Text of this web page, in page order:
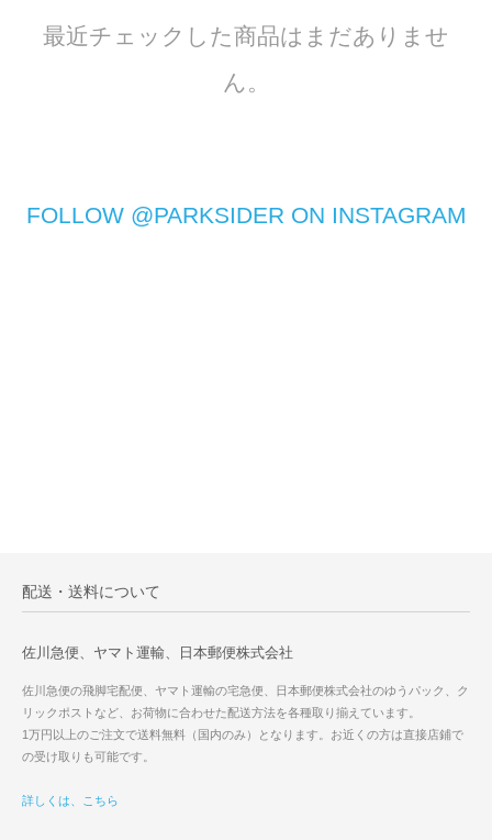
最近チェックした商品はまだありませ
ん。
FOLLOW @PARKSIDER ON INSTAGRAM
配送・送料について
佐川急便、ヤマト運輸、日本郵便株式会社
佐川急便の飛脚宅配便、ヤマト運輸の宅急便、日本郵便株式会社のゆうパック、ク
リックポストなど、お荷物に合わせた配送方法を各種取り揃えています。
1万円以上のご注文で送料無料（国内のみ）となります。お近くの方は直接店鋪で
の受け取りも可能です。
詳しくは、こちら